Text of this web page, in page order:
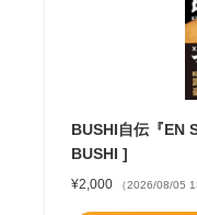
BUSHI自伝『EN
BUSHI ]
¥2,000 （2026/08/05